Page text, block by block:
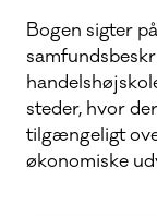
Bogen sigter
steder, hvor
tilgængeligt
økonomiske